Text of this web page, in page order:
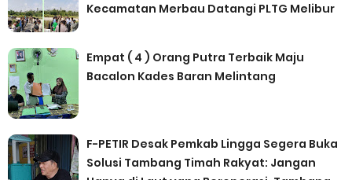
Kecamatan Merbau Datangi PLTG Melibur
Empat ( 4 ) Orang Putra Terbaik Maju
Bacalon Kades Baran Melintang
F-PETIR Desak Pemkab Lingga Segera Buka
Solusi Tambang Timah Rakyat: Jangan